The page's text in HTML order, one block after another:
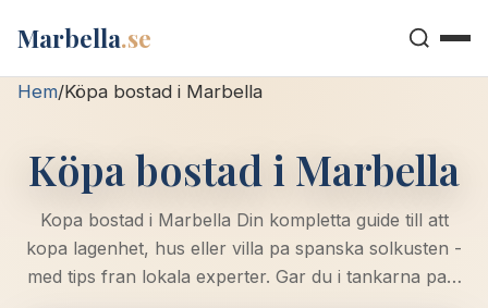
Marbella.se
Hem/Köpa bostad i Marbella
Köpa bostad i Marbella
Kopa bostad i Marbella Din kompletta guide till att
kopa lagenhet, hus eller villa pa spanska solkusten -
med tips fran lokala experter. Gar du i tankarna pa…